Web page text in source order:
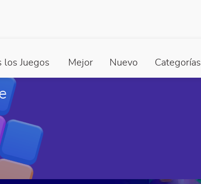
los Juegos Mejor Nuevo Categorías